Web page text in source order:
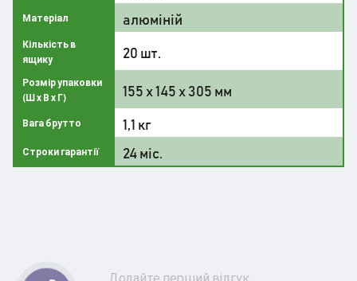
Матеріал алюміній
Кількість в
ящику
20 шт.
Розмір упаковки
(Ш х В х Г)
155 x 145 x 305 мм
Вага брутто 1,1 кг
Строки гарантії 24 міс.
Додайте перший відгук